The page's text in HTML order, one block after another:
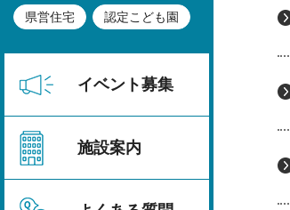
県営住宅 認定こども園
イベント募集
施設案内